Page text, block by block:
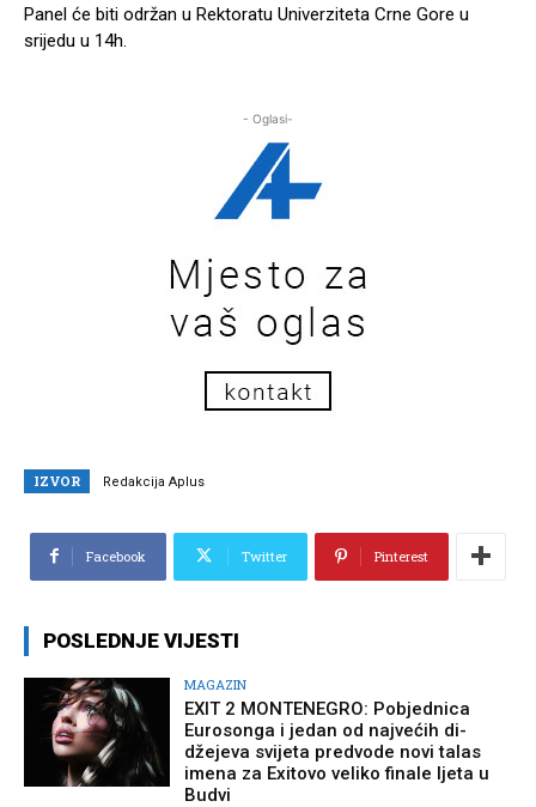
Panel će biti održan u Rektoratu Univerziteta Crne Gore u
srijedu u 14h.
- Oglasi-
IZVOR Redakcija Aplus
Facebook Twitter Pinterest
POSLEDNJE VIJESTI
MAGAZIN
EXIT 2 MONTENEGRO: Pobjednica
Eurosonga i jedan od najvećih di-
džejeva svijeta predvode novi talas
imena za Exitovo veliko finale ljeta u
Budvi